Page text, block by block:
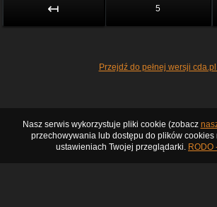
↤ 5
Przejdź do pełnej wersji cda.pl
Nasz serwis wykorzystuje pliki cookie (zobacz
przechowywania lub dostępu do plików cookies
ustawieniach Twojej przeglądarki. RODO